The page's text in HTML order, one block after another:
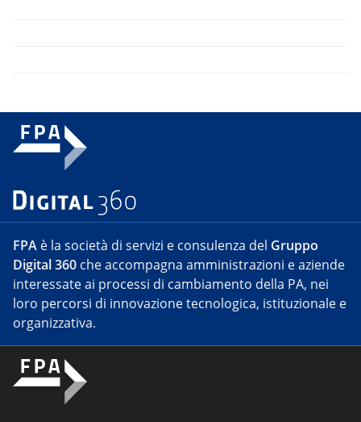
FPA è la società di servizi e consulenza del Gruppo
Digital 360 che accompagna amministrazioni e aziende
interessate ai processi di cambiamento della PA, nei
loro percorsi di innovazione tecnologica, istituzionale e
organizzativa.